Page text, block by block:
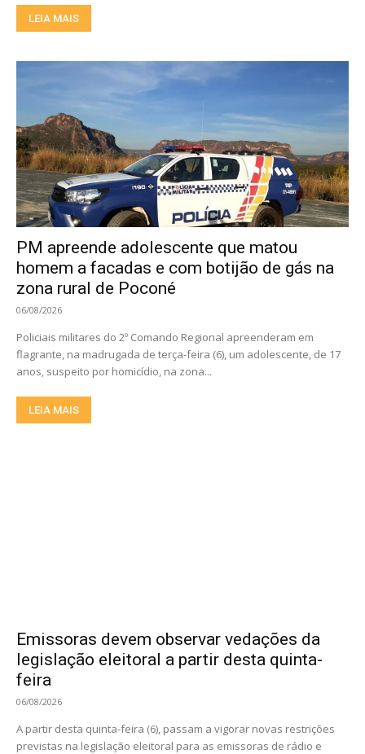
LEIA MAIS
PM apreende adolescente que matou
homem a facadas e com botijão de gás na
zona rural de Poconé
06/08/2026
Policiais militares do 2º Comando Regional apreenderam em
flagrante, na madrugada de terça-feira (6), um adolescente, de 17
anos, suspeito por homicídio, na zona...
LEIA MAIS
Emissoras devem observar vedações da
legislação eleitoral a partir desta quinta-
feira
06/08/2026
A partir desta quinta-feira (6), passam a vigorar novas restrições
previstas na legislação eleitoral para as emissoras de rádio e